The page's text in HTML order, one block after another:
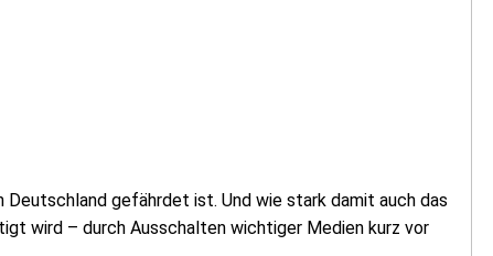
gefährdet ist. Und wie stark damit auch das
wird – durch Ausschalten wichtiger Medien kurz vor